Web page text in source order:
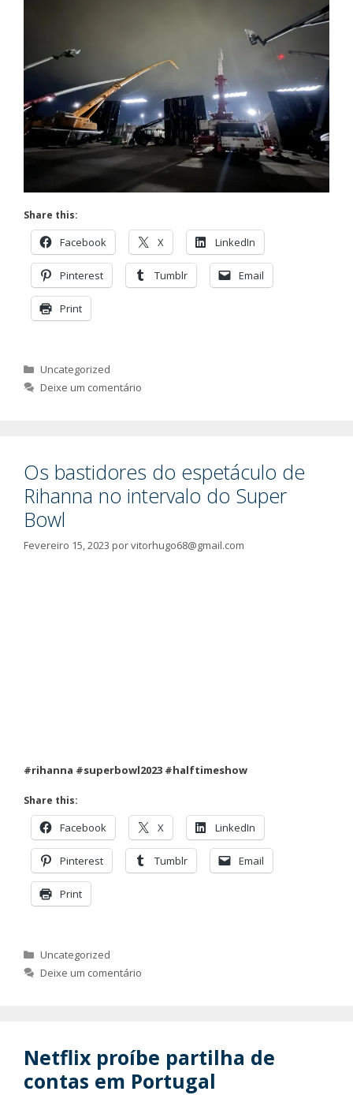
Share this:
Facebook X LinkedIn
Pinterest Tumblr Email
Print
Categorias
Uncategorized
Deixe um comentário
Os bastidores do espetáculo de
Rihanna no intervalo do Super
Bowl
Fevereiro 15, 2023 porvitorhugo68@gmail.com
#rihanna #superbowl2023 #halftimeshow
Share this:
Facebook X LinkedIn
Pinterest Tumblr Email
Print
Categorias
Uncategorized
Deixe um comentário
Netflix proíbe partilha de
contas em Portugal